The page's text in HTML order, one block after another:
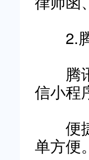
2.腾
腾讯
信小程
便捷
单方便。